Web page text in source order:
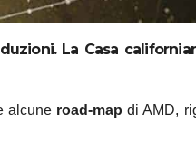
La Casa
alcune road-map di AMD,